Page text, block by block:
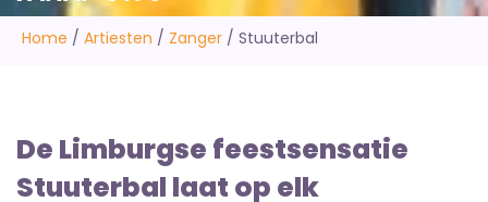
Home / Artiesten / Zanger / Stuuterbal
De Limburgse feestsensatie
Stuuterbal laat op elk